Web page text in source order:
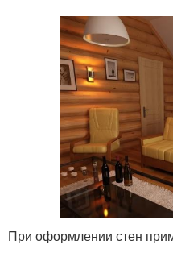
При оформлении стен